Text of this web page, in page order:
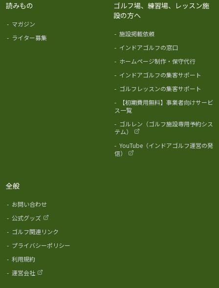
読みもの
- マガジン
- ライター募集
ゴルフ場、練習場、レッスン施
設の方へ
- 施設掲載依頼
- インドアゴルフの窓口
- ホームページ制作・保守代行
- インドアゴルフの集客サポート
- ゴルフレッスンの集客サポート
-
【初期費用無料】事業者向けサービ
ス一覧
- ゴルレン（ゴルフ施設専用予約シス
テム）
- YouTube（インドアゴルフ運営の発
信）
全般
- お問い合わせ
- 公式グッズ
- ゴルフ関連リンク
- プライバシーポリシー
- 利用規約
- 運営会社